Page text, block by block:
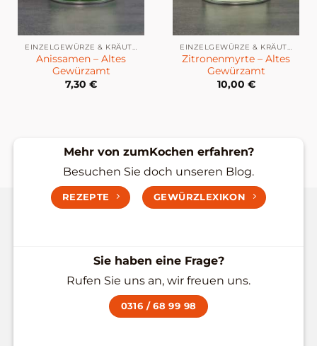
EINZELGEWÜRZE & KRÄUTER
Anissamen – Altes
Gewürzamt
7,30 €
EINZELGEWÜRZE & KRÄUTER
Zitronenmyrte – Altes
Gewürzamt
10,00 €
Mehr von zumKochen erfahren?
Besuchen Sie doch unseren Blog.
REZEPTE GEWÜRZLEXIKON
Sie haben eine Frage?
Rufen Sie uns an, wir freuen uns.
0316 / 68 99 98